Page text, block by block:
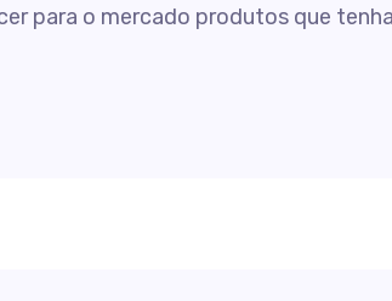
para o mercado produtos que